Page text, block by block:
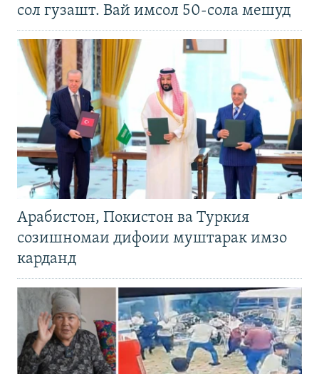
сол гузашт. Вай имсол 50-сола мешуд
Арабистон, Покистон ва Туркия
созишномаи дифоии муштарак имзо
карданд